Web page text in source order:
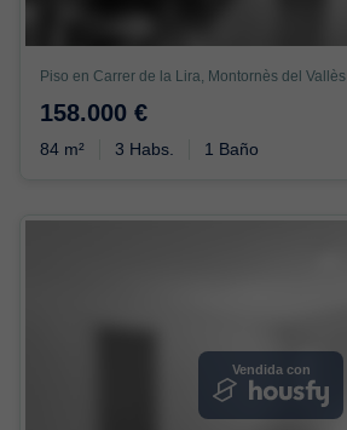
Piso en Carrer de la Lira, Montornès del Vallès
158.000 €
84 m² 3 Habs. 1 Baño
Vendida con